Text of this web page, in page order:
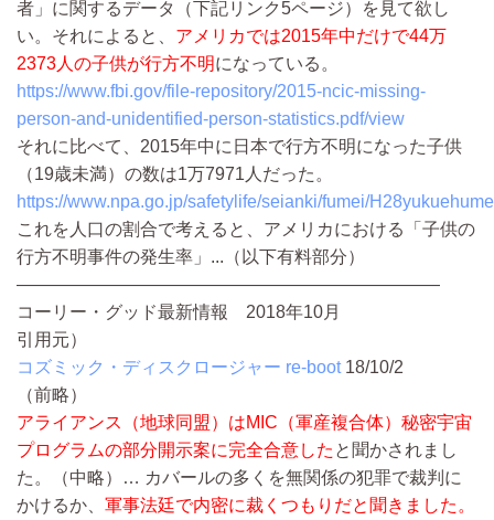
者」に関するデータ（下記リンク5ページ）を見て欲し
い。それによると、 アメリカでは2015年中だけで44万
2373人の子供が行方不明になっている。
https://www.fbi.gov/file-repository/2015-ncic-missing-
person-and-unidentified-person-statistics.pdf/view
それに比べて、2015年中に日本で行方不明になった子供
（19歳未満）の数は1万7971人だった。
https://www.npa.go.jp/safetylife/seianki/fumei/
これを人口の割合で考えると、アメリカにおける「子供の
行方不明事件の発生率」 ...（以下有料部分）
————————————————————————
コーリー・グッド最新情報 2018年10月
引用元）
コズミック・ディスクロージャー re-boot 18/10/2
（前略）
アライアンス（地球同盟）はMIC（軍産複合体）秘密宇宙
プログラムの部分開示案に完全合意した と聞かされまし
た。
（中略）… カバールの多くを無関係の犯罪で裁判に
かけるか、 軍事法廷で内密に裁くつもりだと聞きました。